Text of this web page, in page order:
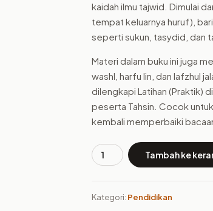
kaidah ilmu tajwid. Dimulai
tempat keluarnya huruf),
seperti sukun, tasydid, dan
Materi dalam buku ini juga
washl, harfu lin, dan lafzhul
dilengkapi Latihan (Praktik)
peserta Tahsin. Cocok
kembali memperbaiki
Kuantitas
Panduan
Tambah ke
Kategori: Pendidikan